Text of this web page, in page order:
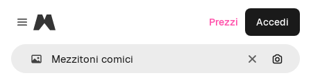
Close menu
Magnific
CancellaCerca
Prezzi Accedi